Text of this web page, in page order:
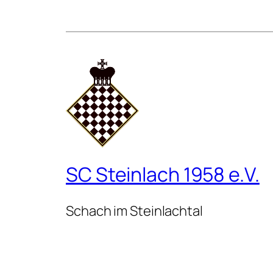
SC Steinlach 1958 e.V.
Schach im Steinlachtal